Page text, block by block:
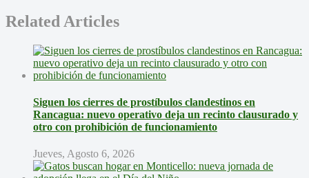
Related Articles
Siguen los cierres de prostíbulos clandestinos en
Rancagua: nuevo operativo deja un recinto clausurado y
otro con prohibición de funcionamiento
Jueves, Agosto 6, 2026